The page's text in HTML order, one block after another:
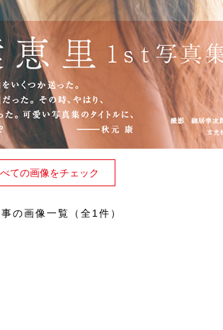
ての画像をチェック
の画像一覧（全1件）